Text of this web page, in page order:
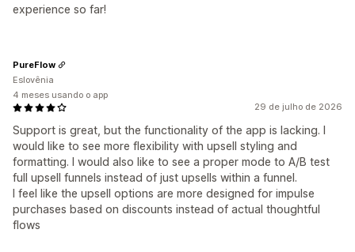
experience so far!
29 de julho de 2026
Support is great, but the functionality of the app is lacking. I
would like to see more flexibility with upsell styling and
formatting. I would also like to see a proper mode to A/B test
full upsell funnels instead of just upsells within a funnel.
I feel like the upsell options are more designed for impulse
purchases based on discounts instead of actual thoughtful
flows
PureFlow
Eslovênia
4 meses usando o app